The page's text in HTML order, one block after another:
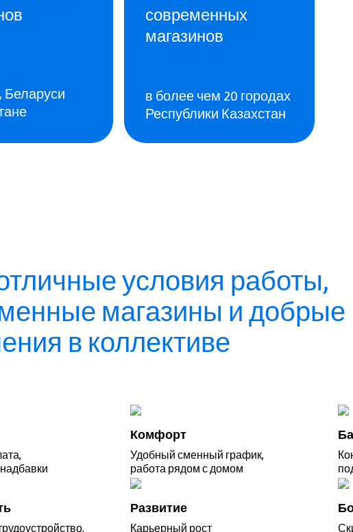
Беларуси
современных
магазинов
в более чем 20 городах
Республики Казахстан
условия работы,
магазины и добрые
в коллективе
Комфорт
Удобный сменный график,
работа рядом с домом
Развитие
Карьерный рост